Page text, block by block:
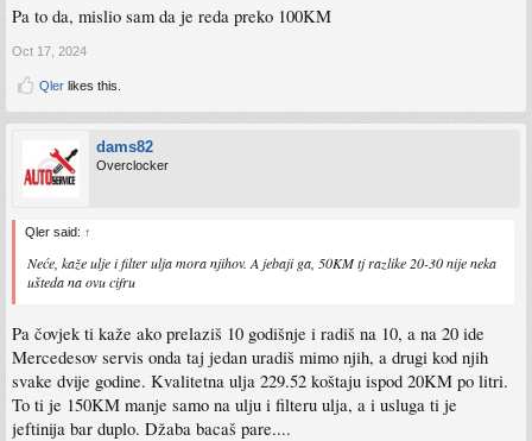
Pa to da, mislio sam da je reda preko 100KM
Oct 17, 2024
Qler likes this.
dams82
Overclocker
Qler said: ↑
Neće, kaže ulje i filter ulja mora njihov. A jebaji ga, 50KM tj razlike 20-30 nije neka
ušteda na ovu cifru
Pa čovjek ti kaže ako prelaziš 10 godišnje i radiš na 10, a na 20 ide
Mercedesov servis onda taj jedan uradiš mimo njih, a drugi kod njih
svake dvije godine. Kvalitetna ulja 229.52 koštaju ispod 20KM po litri.
To ti je 150KM manje samo na ulju i filteru ulja, a i usluga ti je
jeftinija bar duplo. Džaba bacaš pare....